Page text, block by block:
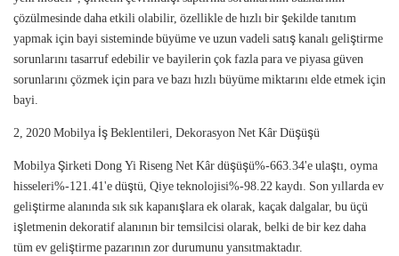
çözülmesinde daha etkili olabilir, özellikle de hızlı bir şekilde tanıtım
yapmak için bayi sisteminde büyüme ve uzun vadeli satış kanalı geliştirme
sorunlarını tasarruf edebilir ve bayilerin çok fazla para ve piyasa güven
sorunlarını çözmek için para ve bazı hızlı büyüme miktarını elde etmek için
bayi.
2, 2020 Mobilya İş Beklentileri, Dekorasyon Net Kâr Düşüşü
Mobilya Şirketi Dong Yi Riseng Net Kâr düşüşü%-663.34'e ulaştı, oyma
hisseleri%-121.41'e düştü, Qiye teknolojisi%-98.22 kaydı. Son yıllarda ev
geliştirme alanında sık sık kapanışlara ek olarak, kaçak dalgalar, bu üçü
işletmenin dekoratif alanının bir temsilcisi olarak, belki de bir kez daha
tüm ev geliştirme pazarının zor durumunu yansıtmaktadır.